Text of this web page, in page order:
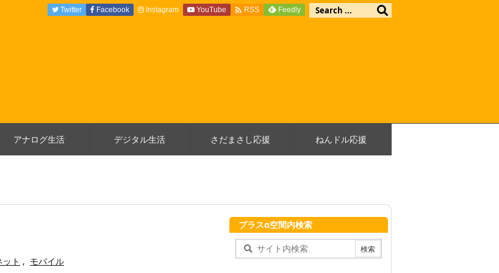
アナログ生活 デジタル生活 さだまさし応援 ねんドル応援
Twitter Facebook Instagram YouTube  RSS Feedly
ト , モバイル
プラスα空間内検索